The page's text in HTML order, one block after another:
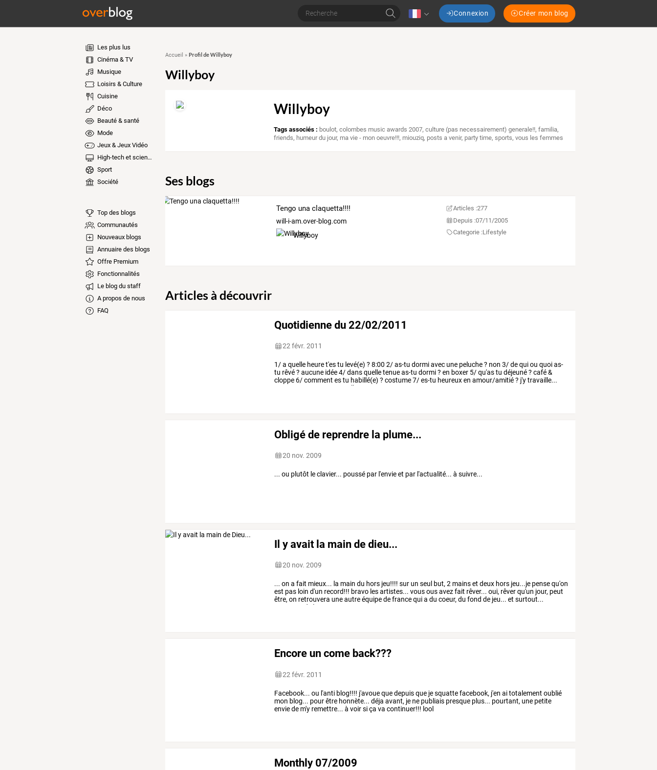
Connexion Créer mon blog
Les plus lus
Cinéma & TV
Musique
Loisirs & Culture
Cuisine
Déco
Beauté & santé
Mode
Jeux & Jeux Vidéo
High-tech et sciences
Sport
Société
Top des blogs
Communautés
Nouveaux blogs
Annuaire des blogs
Offre Premium
Fonctionnalités
Le blog du staff
A propos de nous
FAQ
Accueil » Profil de Willyboy
Willyboy
Willyboy
Tags associés : boulot,colombes music awards 2007,culture (pas necessairement) generale!!,familia,
friends, humeur du jour, ma vie - mon oeuvre!!!, miouziq, posts a venir, party time,sports,vous les femmes
Ses blogs
Tengo una claquetta!!!!
will-i-am.over-blog.com
Willyboy
Articles :277
Depuis :07/11/2005
Categorie :Lifestyle
Articles à découvrir
Quotidienne du 22/02/2011
22 févr. 2011
1/a quelle heuret'estu levé(e) ? 8:00 2/as-tu dormiavec une peluche? non 3/dequiou quoias-
tu rêvé? aucune idée4/dansquelletenueas-tu dormi? en boxer 5/qu'astu déjeuné? café&
cloppe 6/comment estu habillé(e) ? costume7/es-tu heureuxen amour/amitié? j'ytravaille...
quelle
Obligé de reprendre la plume...
20 nov. 2009
... ou plutôt le clavier... poussé par l'envie et par l'actualité... à suivre...
Il y avait la main de dieu...
20 nov. 2009
... on a fait mieux... la main du hors jeu!!!! sur un seul but, 2 mainset deux hors jeu...je pensequ'on
est pas loin d'un record!!! bravo lesartistes... vousousavezfait rêver... oui, rêverqu'un jour, peut
être, on retrouvera uneautreéquipedefrancequia du coeur, du fond de jeu... et surtout...
de la
Encore un come back???
22 févr. 2011
Facebook... ou l'anti blog!!!! j'avoue que depuis que je squatte facebook, j'en ai totalement oublié
mon blog... pour être honnète... déja avant, je ne publiais presque plus... pourtant, une petite
envie de m'y remettre... à voir si ça va continuer!!! lool
Monthly 07/2009